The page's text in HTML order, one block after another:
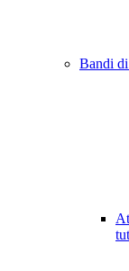
Bandi di